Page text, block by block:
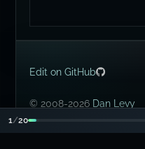
Edit on GitHub
© 2008-2026 Dan Levy
1/20